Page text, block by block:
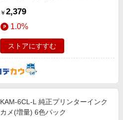
￥ 2,379
1.0%
ストアにすすむ
KAM-6CL-L 純正プリンターインク
カメ(増量) 6色パック